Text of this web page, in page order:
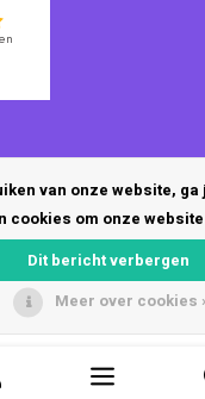
Disneykamers - Powered by
van onze website,
cookies om onze
Dit bericht verbergen
Meer over cookies